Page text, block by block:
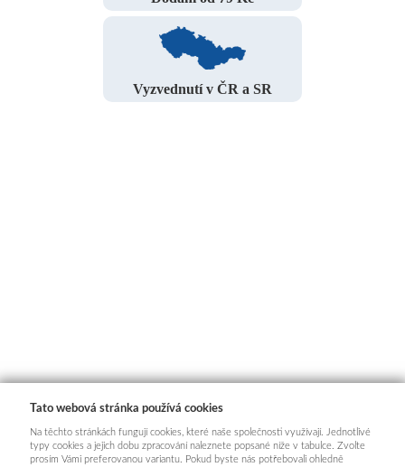
Vyzvednutí v ČR a SR
Tato webová stránka používá cookies
Na těchto stránkách fungují cookies, které naše společnosti využívají. Jednotlivé
typy cookies a jejich dobu zpracování naleznete popsané níže v tabulce. Zvolte
prosím Vámi preferovanou variantu. Pokud byste nás potřebovali ohledně